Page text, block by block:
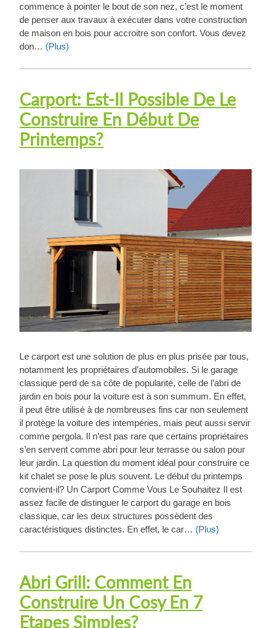
commence à pointer le bout de son nez, c’est le moment
de penser aux travaux à exécuter dans votre construction
de maison en bois pour accroitre son confort. Vous devez
don… (Plus)
Carport: Est-Il Possible De Le
Construire En Début De
Printemps?
Le carport est une solution de plus en plus prisée par tous,
notamment les propriétaires d’automobiles. Si le garage
classique perd de sa côte de popularité, celle de l’abri de
jardin en bois pour la voiture est à son summum. En effet,
il peut être utilisé à de nombreuses fins car non seulement
il protège la voiture des intempéries, mais peut aussi servir
comme pergola. Il n’est pas rare que certains propriétaires
s’en servent comme abri pour leur terrasse ou salon pour
leur jardin. La question du moment idéal pour construire ce
kit chalet se pose le plus souvent. Le début du printemps
convient-il? Un Carport Comme Vous Le Souhaitez Il est
assez facile de distinguer le carport du garage en bois
classique, car les deux structures possèdent des
caractéristiques distinctes. En effet, le car… (Plus)
Abri Grill: Comment En
Construire Un Cosy En 7
Etapes Simples?